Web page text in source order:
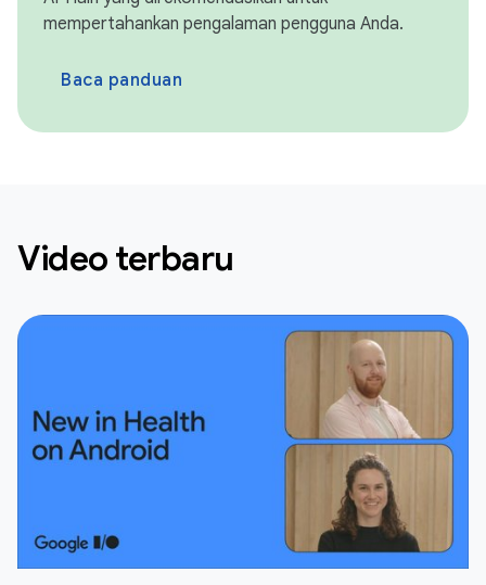
mempertahankan pengalaman pengguna Anda.
Baca panduan
Video terbaru